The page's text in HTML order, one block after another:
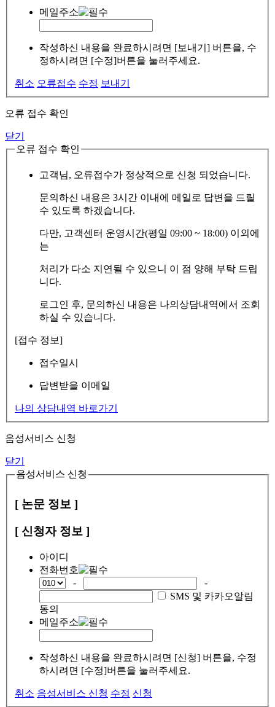
메일주소
작성하신 내용을 완료하시려면 [보내기] 버튼을, 수
정하시려면 [수정]버튼을 눌러주세요.
취소 오류접수 수정 보내기
오류 접수 확인
닫기
오류 접수 확인
고객님, 오류접수가 정상적으로 신청 되었습니다.
문의하신 내용은 3시간 이내에 메일로 답변을 드릴
수 있도록 하겠습니다.
다만, 고객센터 운영시간(평일 09:00 ~ 18:00) 이외에
는
처리가 다소 지연될 수 있으니 이 점 양해 부탁 드립
니다.
로그인 후, 문의하신 내용은 나의상담내역에서 조회
하실 수 있습니다.
[접수 정보]
접수일시
답변받을 이메일
나의 상담내역 바로가기
음성서비스 신청
닫기
음성서비스 신청
[ 논문 정보 ]
[ 신청자 정보 ]
아이디
전화번호
-
-
SMS 및 카카오알림
동의
메일주소
작성하신 내용을 완료하시려면 [신청] 버튼을, 수정
하시려면 [수정]버튼을 눌러주세요.
취소 음성서비스 신청 수정 신청